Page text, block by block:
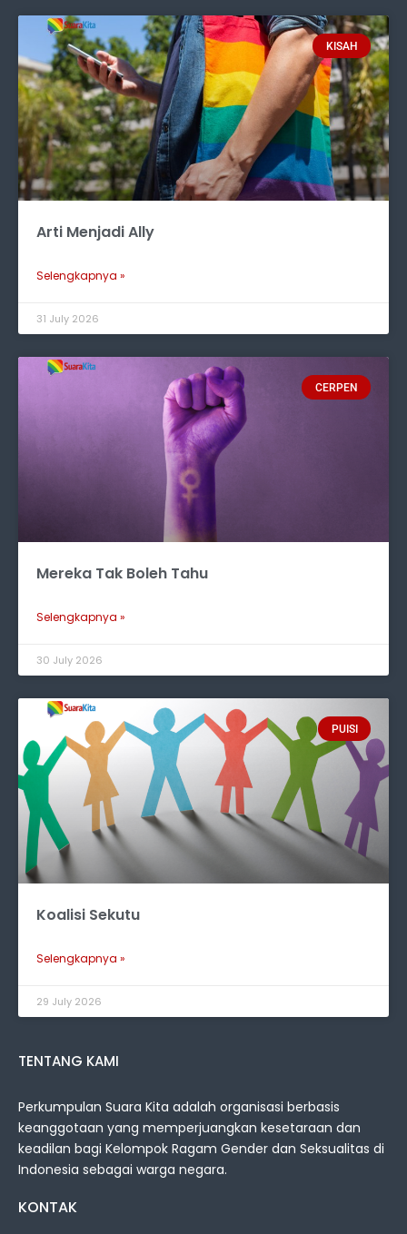
KISAH
Arti Menjadi Ally
Selengkapnya »
31 July 2026
CERPEN
Mereka Tak Boleh Tahu
Selengkapnya »
30 July 2026
PUISI
Koalisi Sekutu
Selengkapnya »
29 July 2026
TENTANG KAMI
Perkumpulan Suara Kita adalah organisasi berbasis
keanggotaan yang memperjuangkan kesetaraan dan
keadilan bagi Kelompok Ragam Gender dan Seksualitas di
Indonesia sebagai warga negara.
KONTAK